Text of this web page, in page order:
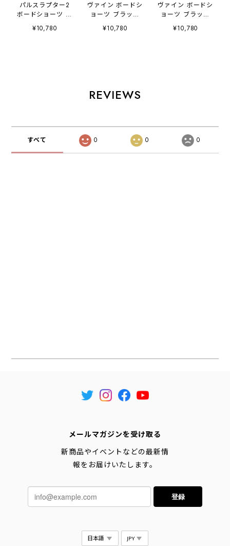
パルスラプター2
ボードショーツ ブ
ラック レッド
W26901
¥10,780
ヴァイン ボードシ
ョーツ ブラック
チャコール
W26902
¥10,780
ヴァイン ボードシ
ョーツ ブラック
ホワイト
W26902
¥10,780
REVIEWS
すべて 0 0 0
メールマガジンを受け取る
新商品やイベントなどの最新情
報をお届けいたします。
登録